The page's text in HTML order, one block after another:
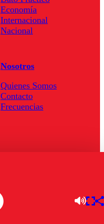
Economía
Internacional
Nacional
Nosotros
Quienes Somos
Contacto
Frecuencias